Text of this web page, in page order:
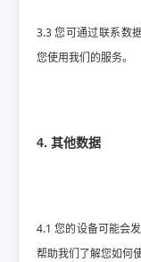
3.3 您可通过联系数
您使用我们的服务。
4. 其他数据
4.1 您的设备可能会
帮助我们了解您如何